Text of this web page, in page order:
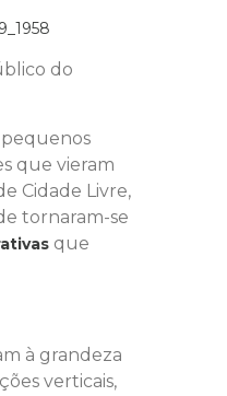
do
que vieram
Cidade Livre,
tornaram-se
que
à grandeza
verticais,